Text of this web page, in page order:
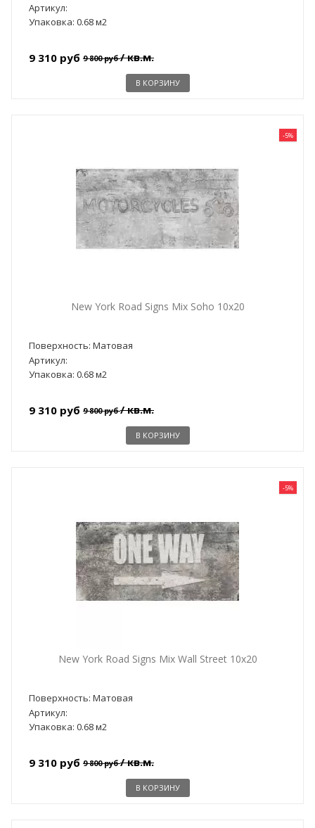
Артикул:
Упаковка: 0.68 м2
9 310 руб 9 800 руб/ кв.м.
В КОРЗИНУ
-5%
New York Road Signs Mix Soho 10x20
Поверхность: Матовая
Артикул:
Упаковка: 0.68 м2
9 310 руб 9 800 руб/ кв.м.
В КОРЗИНУ
-5%
New York Road Signs Mix Wall Street 10x20
Поверхность: Матовая
Артикул:
Упаковка: 0.68 м2
9 310 руб 9 800 руб/ кв.м.
В КОРЗИНУ